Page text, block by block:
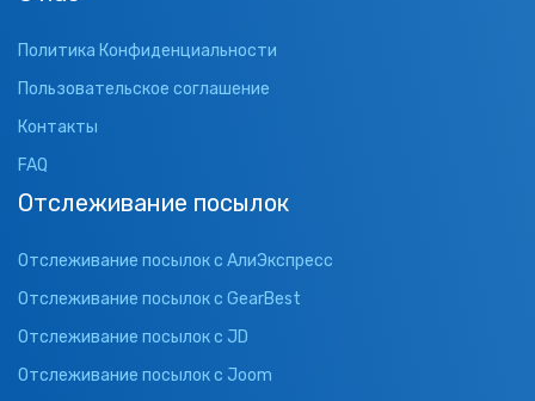
Политика Конфиденциальности
Пользовательское соглашение
Контакты
FAQ
Отслеживание посылок
Отслеживание посылок с АлиЭкспресс
Отслеживание посылок с GearBest
Отслеживание посылок с JD
Отслеживание посылок с Joom